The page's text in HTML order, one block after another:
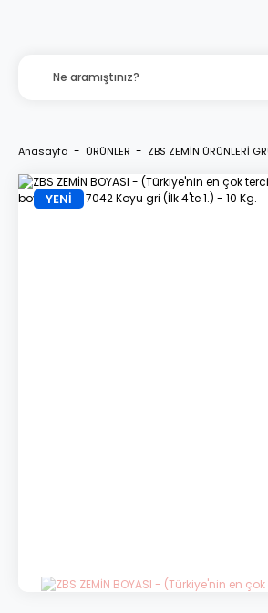
Anasayfa ÜRÜNLER ZBS ZEMİN ÜRÜNLERİ
YENİ